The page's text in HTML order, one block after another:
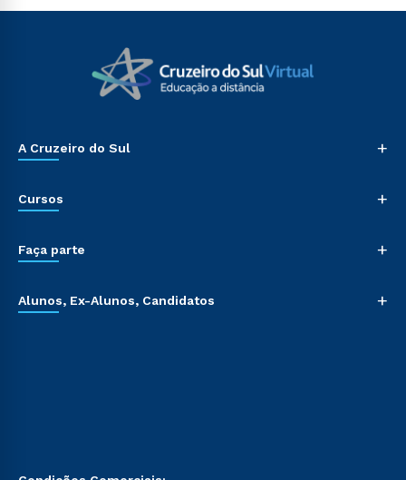
A Cruzeiro do Sul +
Cursos +
Faça parte +
Alunos, Ex-Alunos, Candidatos +